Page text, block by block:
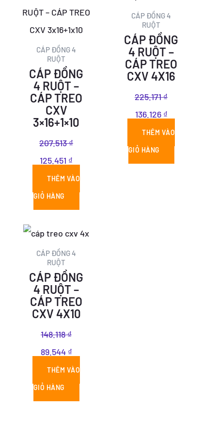
CÁP ĐỒNG 4
RUỘT
CÁP ĐỒNG
4 RUỘT –
CÁP TREO
CXV
3×16+1×10
207.513₫
gốc
là:
207.513 ₫.
125.451 ₫
hiện
tại
là:
THÊM VÀO
GIỎ HÀNG
CÁP ĐỒNG 4
RUỘT
CÁP ĐỒNG
4 RUỘT –
CÁP TREO
CXV 4X16
225.171₫
gốc
là:
225.171 ₫.
136.126 ₫
hiện
là:
136.126 ₫.
THÊM VÀO
GIỎ HÀNG
CÁP ĐỒNG 4
RUỘT
CÁP ĐỒNG
4 RUỘT –
CÁP TREO
CXV 4X10
148.118₫
Giá
gốc
là:
148.118 ₫.
89.544 ₫
Giá
hiện
là:
89.544 ₫.
THÊM VÀO
GIỎ HÀNG